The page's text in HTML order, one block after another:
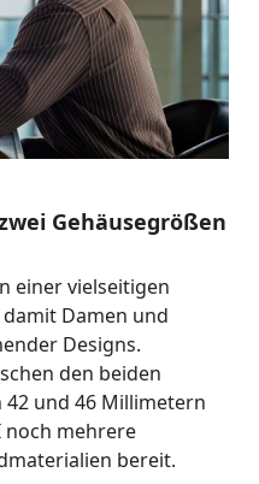
Gehäusegrößen
einer vielseitigen
Damen und
Designs.
den beiden
und 46 Millimetern
noch mehrere
bereit.